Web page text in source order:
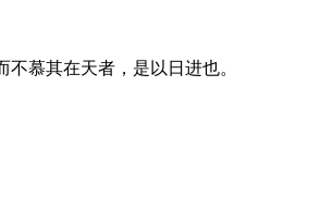
不慕其在天者，是以日进也。